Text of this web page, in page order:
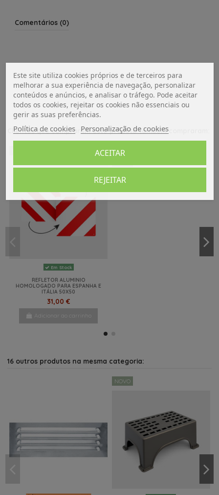
Comentários (0)
De momento, sem avaliações.
Clientes que compraram este produto também compraram:
Em Stock
REFLETOR ALUMINIO
HOMOLOGADO PARA ESPANHA E
ITÁLIA 50X50
31,00 €
Adicionar ao carrinho
-20%
13,20 €
Por Encomenda
ALGUIDAR DOBRAVEL SILICONE
COM VÁLVULA 31,5X30X7X20CM
16 outros produtos na mesma categoria:
NOVO
Este site utiliza cookies próprios e de terceiros para
melhorar a sua experiência de navegação, personalizar
conteúdos e anúncios, e analisar o tráfego. Pode aceitar
todos os cookies, rejeitar os cookies não essenciais ou
gerir as suas preferências.
Política de cookies Personalização de cookies
REJEITAR
ACEITAR